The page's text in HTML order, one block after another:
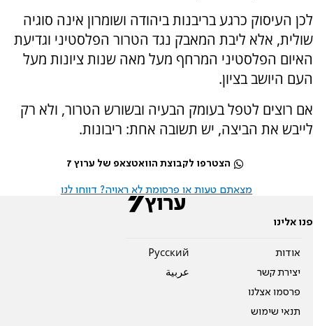
לכן העיסוק כרגע בריבנות ביהודה ושומרון אינה סוגיה
שולית, אלא ליבת המאבק נגד הטרור הפלסטיני וגדיעת
האיום הפלסטיני המרחף מעל מאה שנות ציונות מעל
העם היושב בציון.
אם רוצים לטפל בעומק הבעיה ובשורש הטרור, ולא רק
לייבש את הביצה, יש תשובה אחת: ריבונות.
הצטרפו לקבוצת הוואטצאפ של ערוץ 7
מצאתם טעות או פרסומת לא ראויה? דווחו לנו
פנו אלינו
אודות
יצירת קשר
פרסמו אצלנו
תנאי שימוש
Pусский
عربية